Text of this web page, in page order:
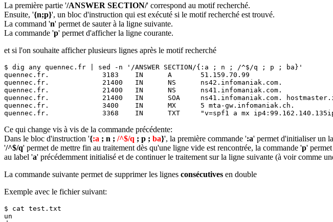
La première partie '/ANSWER SECTION/' correspond au motif recherché.
Ensuite, '{n;p}', un bloc d'instruction qui est exécuté si le motif recherché est trouvé.
La command 'n' permet de sauter à la ligne suivante.
La commande 'p' permet d'afficher la ligne courante.
et si l'on souhaite afficher plusieurs lignes après le motif recherché
$ dig any quennec.fr | sed -n '/ANSWER SECTION/{:a ; n ; /^$/q ; p ; ba}'
quennec.fr.             3183    IN      A       51.159.70.99
quennec.fr.             21400   IN      NS      ns42.infomaniak.com.
quennec.fr.             21400   IN      NS      ns41.infomaniak.com.
quennec.fr.             21400   IN      SOA     ns41.infomaniak.com.
quennec.fr.             3400    IN      MX      5 mta-gw.infomaniak.ch.
quennec.fr.             3368    IN      TXT     "v=spf1 a mx
Ce qui change vis à vis de la commande précédente:
Dans le bloc d'instruction '{:a ; n ; /^$/q ; p ; ba}', la première commande ':a' permet d'initialiser un
'/^$/q' permet de mettre fin au traitement dès qu'une ligne vide est rencontrée, la commande 'p'
au label 'a' précédemment initialisé et de continuer le traitement sur la ligne suivante (à voir comme
La commande suivante permet de supprimer les lignes consécutives en double
Exemple avec le fichier suivant:
$ cat test.txt
un